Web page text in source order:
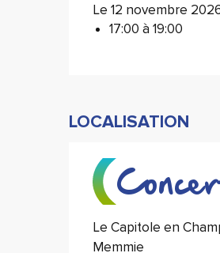
Le 12 novembre
17:00 à 19:00
LOCALISATION
Le Capitole en
Memmie